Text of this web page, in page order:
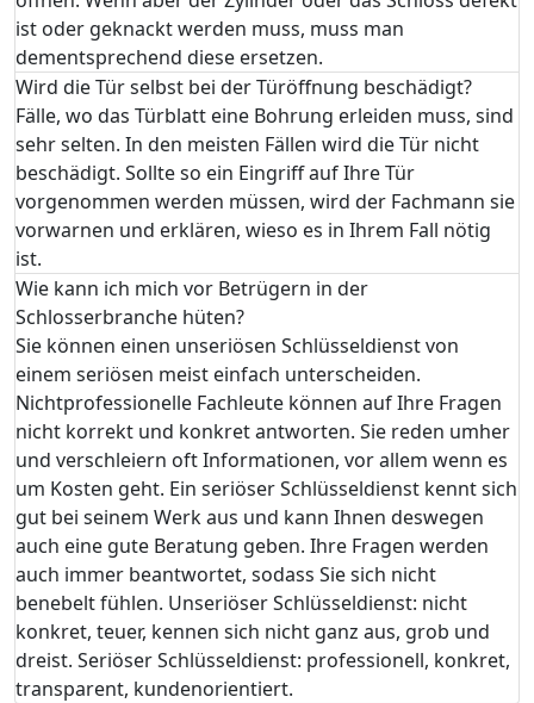
ist oder geknackt werden muss, muss man
dementsprechend diese ersetzen.
Wird die Tür selbst bei der Türöffnung beschädigt?
Fälle, wo das Türblatt eine Bohrung erleiden muss, sind
sehr selten. In den meisten Fällen wird die Tür nicht
beschädigt. Sollte so ein Eingriff auf Ihre Tür
vorgenommen werden müssen, wird der Fachmann sie
vorwarnen und erklären, wieso es in Ihrem Fall nötig
ist.
Wie kann ich mich vor Betrügern in der
Schlosserbranche hüten?
Sie können einen unseriösen Schlüsseldienst von
einem seriösen meist einfach unterscheiden.
Nichtprofessionelle Fachleute können auf Ihre Fragen
nicht korrekt und konkret antworten. Sie reden umher
und verschleiern oft Informationen, vor allem wenn es
um Kosten geht. Ein seriöser Schlüsseldienst kennt sich
gut bei seinem Werk aus und kann Ihnen deswegen
auch eine gute Beratung geben. Ihre Fragen werden
auch immer beantwortet, sodass Sie sich nicht
benebelt fühlen. Unseriöser Schlüsseldienst: nicht
konkret, teuer, kennen sich nicht ganz aus, grob und
dreist. Seriöser Schlüsseldienst: professionell, konkret,
transparent, kundenorientiert.